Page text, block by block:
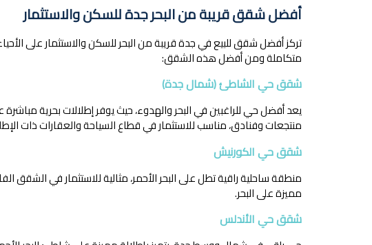
أفضل شقق قريبة من البحر جدة للسكن والاستثمار
تركز أفضل شقق للبيع في جدة قريبة من البحر للسكن والاستثمار على
متكاملة ومن أفضل هذه الشقق:
شقق حي الشاطئ (شمال جدة)
يعد أفضل حي للراغبين في البحر والهدوء، حيث يوفر إطلالات بحرية
منتجعات وفنادق، مناسب للاستثمار في قطاع السياحة والعقارات ذات
شقق حي الكورنيش
منطقة ساحلية راقية تطل على البحر الأحمر، مثالية للاستثمار في الشقق
مميزة على البحر.
شقق حي الأندلس